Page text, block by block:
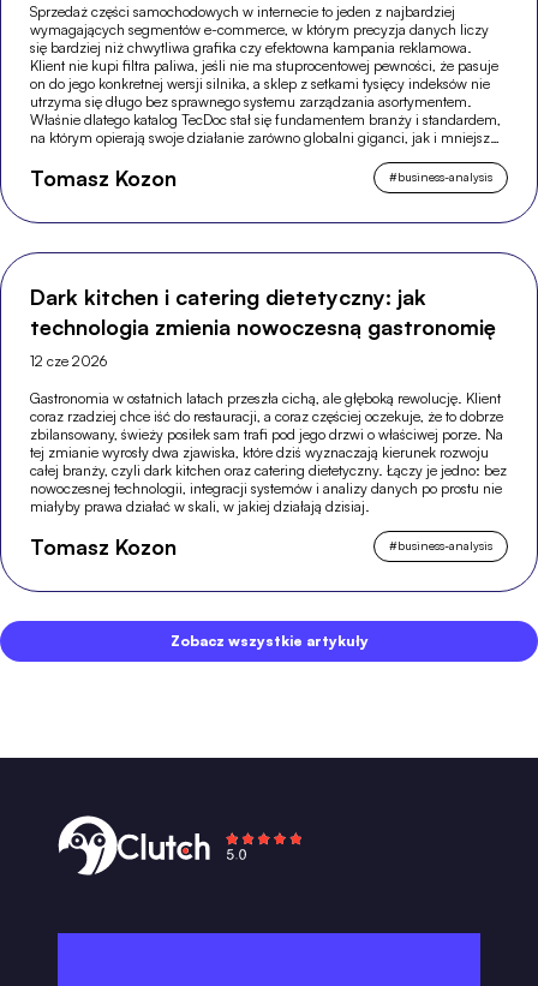
Sprzedaż części samochodowych w internecie to jeden z najbardziej
wymagających segmentów e-commerce, w którym precyzja danych liczy
się bardziej niż chwytliwa grafika czy efektowna kampania reklamowa.
Klient nie kupi filtra paliwa, jeśli nie ma stuprocentowej pewności, że pasuje
on do jego konkretnej wersji silnika, a sklep z setkami tysięcy indeksów nie
utrzyma się długo bez sprawnego systemu zarządzania asortymentem.
Właśnie dlatego katalog TecDoc stał się fundamentem branży i standardem,
na którym opierają swoje działanie zarówno globalni giganci, jak i mniejsze,
Tomasz Kozon #business-analysis
Dark kitchen i catering dietetyczny: jak
technologia zmienia nowoczesną gastronomię
12 cze 2026
Gastronomia w ostatnich latach przeszła cichą, ale głęboką rewolucję. Klient
coraz rzadziej chce iść do restauracji, a coraz częściej oczekuje, że to dobrze
zbilansowany, świeży posiłek sam trafi pod jego drzwi o właściwej porze. Na
tej zmianie wyrosły dwa zjawiska, które dziś wyznaczają kierunek rozwoju
całej branży, czyli dark kitchen oraz catering dietetyczny. Łączy je jedno: bez
nowoczesnej technologii, integracji systemów i analizy danych po prostu nie
miałyby prawa działać w skali, w jakiej działają dzisiaj.
Tomasz Kozon #business-analysis
Zobacz wszystkie artykuły